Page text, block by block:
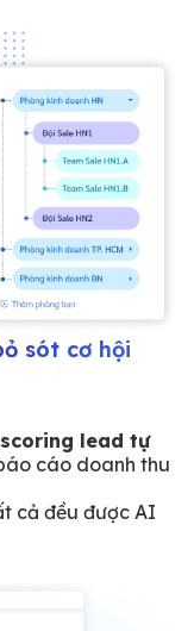
sót cơ hội
lead tự
cáo doanh thu
cả đều được AI